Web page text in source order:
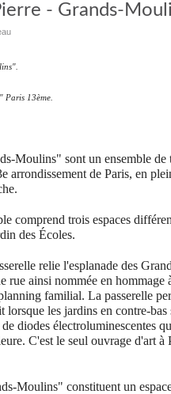
- Grands-
Paris 13ème.
Moulins" sont un ensemble de
arrondissement de Paris, en
comprend trois espaces
des Écoles.
relie l'esplanade des
rue ainsi nommée en hommage
familial. La passerelle
lorsque les jardins en contre-
diodes électroluminescentes
C'est le seul ouvrage d'art à
Moulins" constituent un